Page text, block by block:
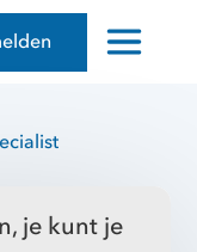
je kunt je